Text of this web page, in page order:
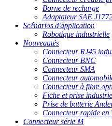
Borne de recharge
Adaptateur SAE
Scénarios d'application
Robotique industrielle
Nouveautés
Connecteur RJ45
Connecteur BNC
Connecteur SMA
Connecteur
Connecteur à fibre
Fiche et prise
Prise de batterie
Connecteur rapide en
Connecteur série M